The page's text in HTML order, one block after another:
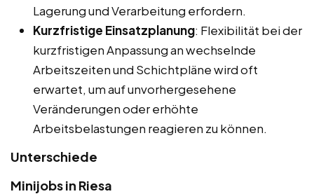
Lagerung und Verarbeitung erfordern.
Kurzfristige Einsatzplanung: Flexibilität bei der
kurzfristigen Anpassung an wechselnde
Arbeitszeiten und Schichtpläne wird oft
erwartet, um auf unvorhergesehene
Veränderungen oder erhöhte
Arbeitsbelastungen reagieren zu können.
Unterschiede
Minijobs in Riesa